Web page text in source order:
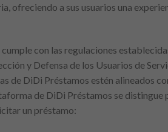
ofreciendo a sus usuarios una
con las regulaciones
y Defensa de los Usuarios de
de DiDi Préstamos estén alineados
de DiDi Préstamos se distingue
un préstamo: